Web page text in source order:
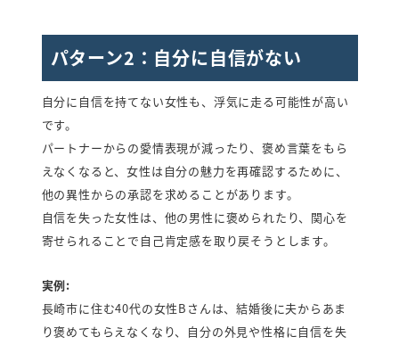
パターン2：自分に自信がない
自分に自信を持てない女性も、浮気に走る可能性が高い
です。
パートナーからの愛情表現が減ったり、褒め言葉をもら
えなくなると、女性は自分の魅力を再確認するために、
他の異性からの承認を求めることがあります。
自信を失った女性は、他の男性に褒められたり、関心を
寄せられることで自己肯定感を取り戻そうとします。
実例:
長崎市に住む40代の女性Bさんは、結婚後に夫からあま
り褒めてもらえなくなり、自分の外見や性格に自信を失